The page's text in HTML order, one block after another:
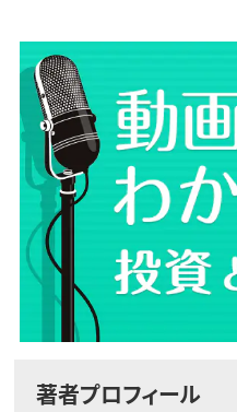
著者プロフィール